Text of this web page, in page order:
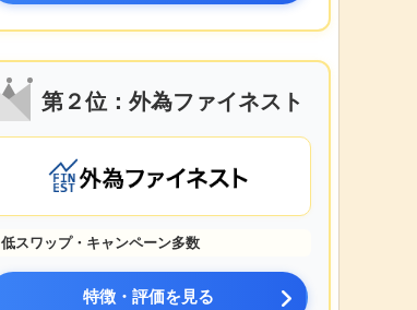
第２位：外為ファイネスト
低スワップ・キャンペーン多数
特徴・評価を見る